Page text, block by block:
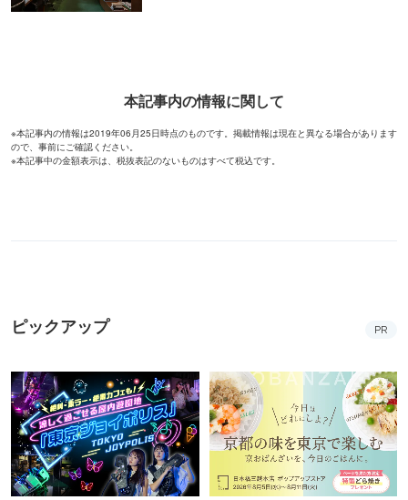
本記事内の情報に関して
※本記事内の情報は2019年06月25日時点のものです。掲載情報は現在と異なる場合があります
ので、事前にご確認ください。
※本記事中の金額表示は、税抜表記のないものはすべて税込です。
ピックアップ PR